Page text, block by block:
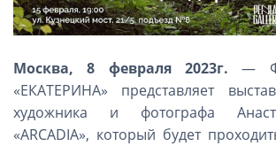
Москва, 8 февраля 2023г. —
«ЕКАТЕРИНА» представляет
художника и фотографа
«ARCADIA», который будет